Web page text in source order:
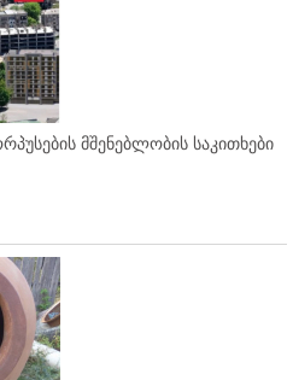
მშენებლობის საკითხები